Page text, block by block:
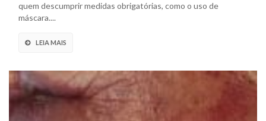
quem descumprir medidas obrigatórias, como o uso de
máscara....
LEIA MAIS